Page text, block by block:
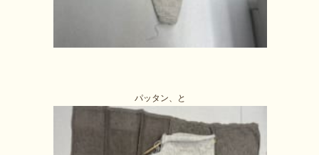
パッタン、と